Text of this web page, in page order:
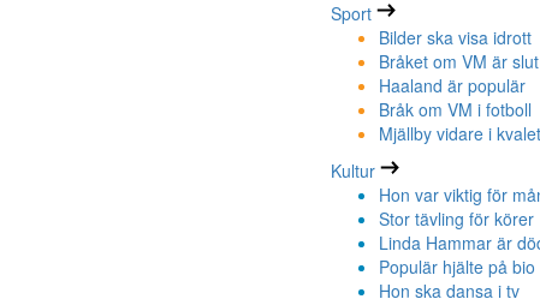
Sport
Bilder ska visa idrott
Bråket om VM är slut
Haaland är populär
Bråk om VM i fotboll
Mjällby vidare i kvalet
Kultur
Hon var viktig för
Stor tävling för körer
Linda Hammar är
Populär hjälte på bio
Hon ska dansa i tv